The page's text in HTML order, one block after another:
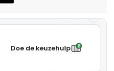
Doe de keuzehulp